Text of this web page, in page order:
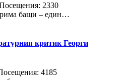
2330
бащи – един…
критик Георги
4185